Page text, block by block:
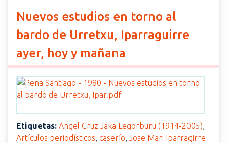
Nuevos estudios en torno al
bardo de Urretxu, Iparraguirre
ayer, hoy y mañana
Etiquetas: Angel Cruz Jaka Legorburu (1914-2005),
Artículos periodísticos, caserío, Jose Mari Iparragirre